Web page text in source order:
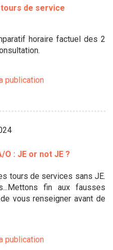
tours de service
horaire factuel des 2
publication
O : JE or not JE ?
tours de services sans JE.
fin aux fausses
vous renseigner avant de
publication